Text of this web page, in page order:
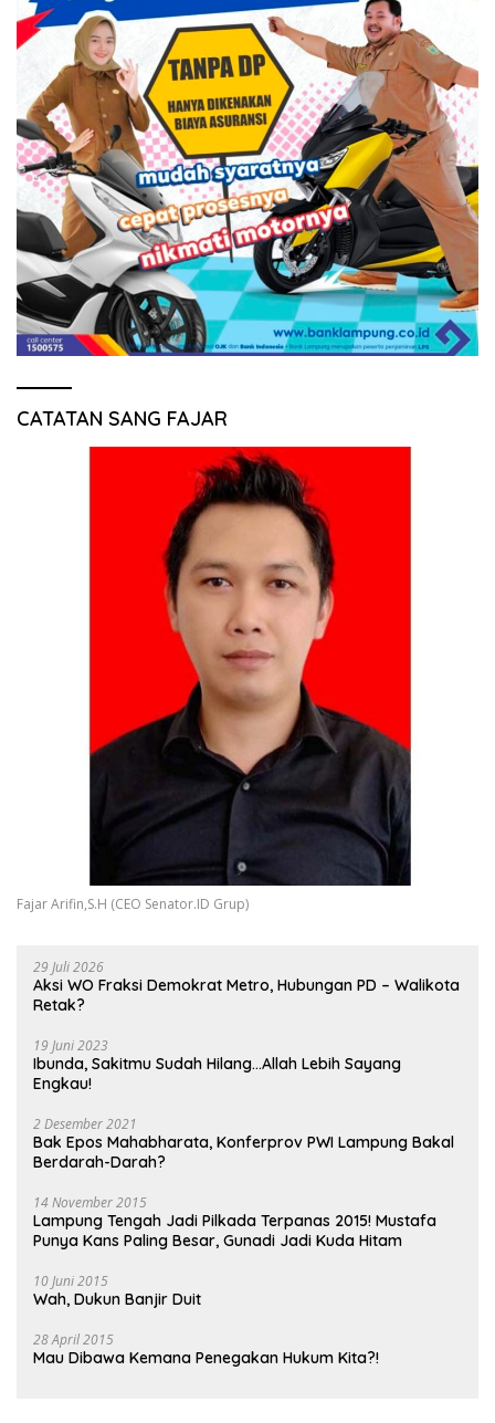
CATATAN SANG FAJAR
Fajar Arifin,S.H (CEO Senator.ID Grup)
29 Juli 2026
Aksi WO Fraksi Demokrat Metro, Hubungan PD – Walikota
Retak?
19 Juni 2023
Ibunda, Sakitmu Sudah Hilang…Allah Lebih Sayang
Engkau!
2 Desember 2021
Bak Epos Mahabharata, Konferprov PWI Lampung Bakal
Berdarah-Darah?
14 November 2015
Lampung Tengah Jadi Pilkada Terpanas 2015! Mustafa
Punya Kans Paling Besar, Gunadi Jadi Kuda Hitam
10 Juni 2015
Wah, Dukun Banjir Duit
28 April 2015
Mau Dibawa Kemana Penegakan Hukum Kita?!